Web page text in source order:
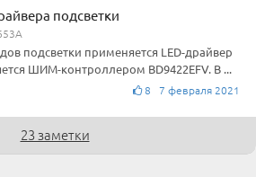
подсветки
подсветки применяется LED-драйвер
ШИМ-контроллером BD9422EFV. В ...
8 7 февраля 2021
23 заметки